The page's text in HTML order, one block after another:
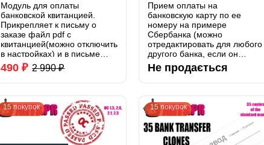
Модуль для оплаты
банковской квитанцией.
Прикрепляет к письму о
заказе файл pdf с
квитанцией(можно отключить
в настройках) и в письме
добавляеться ссылка для
просмотра квитанции. Для
возможность просмотреть
квит..
490 ₽ 2 990 ₽
Прием оплаты на
банковскую карту по ее
номеру на примере
Сбербанка (можно
отредактировать для любого
другого банка, если он
поддерживает способ
оплаты по номеру
оплаты администратору
сообщается о способе
оплат..
Не продається
15 покупок 15 покупок